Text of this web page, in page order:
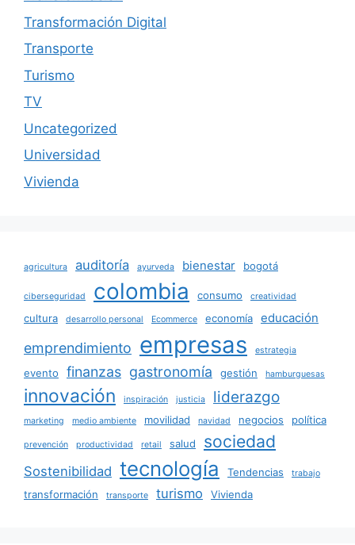
Transformación Digital
Transporte
Turismo
TV
Uncategorized
Universidad
Vivienda
agricultura auditoría ayurveda bienestar bogotá
ciberseguridad colombia consumo creatividad
cultura desarrollo personal Ecommerce economía educación
emprendimiento empresas estrategia
evento finanzas gastronomía gestión hamburguesas
innovación inspiración justicia liderazgo
marketing medio ambiente movilidad navidad negocios política
prevención productividad retail salud sociedad
Sostenibilidad tecnología Tendencias trabajo
transformación transporte turismo Vivienda